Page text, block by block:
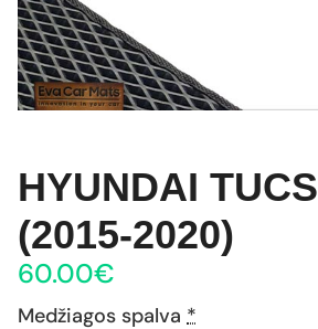
HYUNDAI
(2015-2020)
60.00€
Medžiagos spalva *